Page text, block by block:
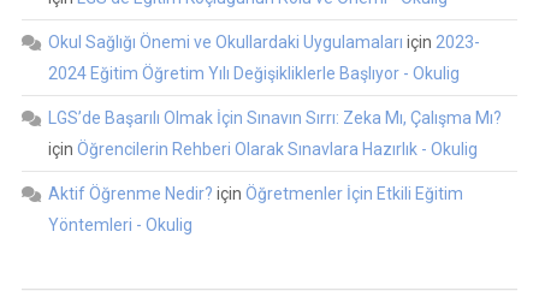
Okul Sağlığı Önemi ve Okullardaki Uygulamaları için 2023-
2024 Eğitim Öğretim Yılı Değişikliklerle Başlıyor - Okulig
LGS’de Başarılı Olmak İçin Sınavın Sırrı: Zeka Mı, Çalışma Mı?
için Öğrencilerin Rehberi Olarak Sınavlara Hazırlık - Okulig
Aktif Öğrenme Nedir? için Öğretmenler İçin Etkili Eğitim
Yöntemleri - Okulig